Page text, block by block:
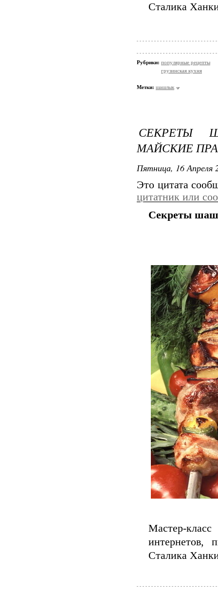
Сталика
Рубрики: популярные рецепты
грузинская кухня
Метки: шашлык
СЕКРЕТЫ
МАЙСКИЕ
Пятница, 16 Апреля
Это цитата
цитатник или
Секреты
Мастер-
интернетов,
Сталика